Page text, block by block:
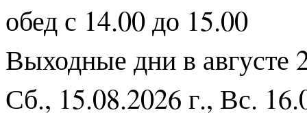
обед с 14.00 до 15.00
Выходные дни в августе
Сб., 15.08.2026 г., Вс.